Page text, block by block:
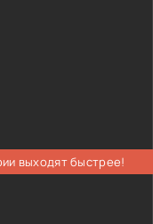
выходят быстрее!